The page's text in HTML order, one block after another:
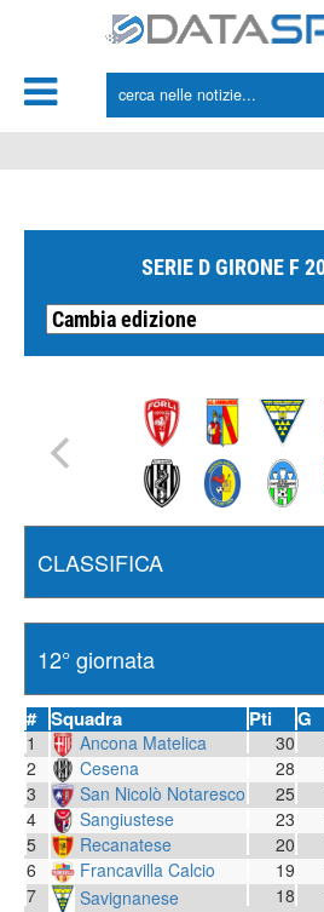
SERIE D GIRONE F
# Squadra Pti G
1 Ancona Matelica 30
2
Cesena 28
3
San Nicolò Notaresco 25
4
Sangiustese 23
5
Recanatese 20
6
Francavilla Calcio 19
7
Savignanese 18